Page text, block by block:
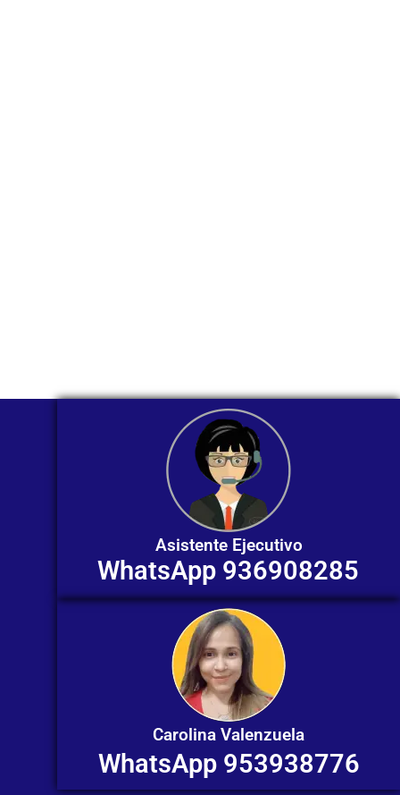
Asistente Ejecutivo
WhatsApp 936908285
Carolina Valenzuela
WhatsApp 953938776